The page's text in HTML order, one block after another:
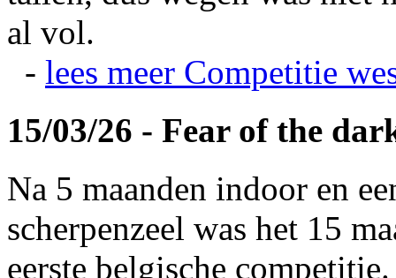
al vol.
- lees meer Competitie
15/03/26 - Fear of the
Na 5 maanden indoor en
scherpenzeel was het 15
eerste belgische